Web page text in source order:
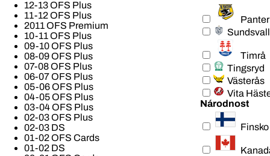
12-13 OFS Plus
11-12 OFS Plus
2011 OFS Premium
10-11 OFS Plus
09-10 OFS Plus
08-09 OFS Plus
07-08 OFS Plus
06-07 OFS Plus
05-06 OFS Plus
04-05 OFS Plus
03-04 OFS Plus
02-03 OFS Plus
02-03 DS
01-02 OFS Cards
01-02 DS
Sundsvall
Timrå
Tingsryd
Västerås
Vita
Národnost
Finsko